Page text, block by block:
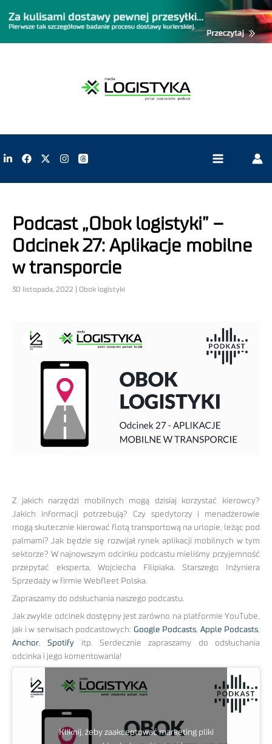
Podcast „Obok logistyki” –
Odcinek 27: Aplikacje mobilne
w transporcie
30 listopada, 2022 | Obok logistyki
Z jakich narzędzi mobilnych mogą dzisiaj korzystać kierowcy?
Jakich informacji potrzebują? Czy spedytorzy i menadżerowie
mogą skutecznie kierować flotą transportową na urlopie, leżąc pod
palmami? Jak będzie się rozwijał rynek aplikacji mobilnych w tym
sektorze? W najnowszym odcinku podcastu mieliśmy przyjemność
przepytać eksperta, Wojciecha Filipiaka, Starszego Inżyniera
Sprzedaży w firmie Webfleet Polska.
Zapraszamy do odsłuchania naszego podcastu.
Jak zwykle odcinek dostępny jest zarówno na platformie YouTube,
jak i w serwisach podcastowych: Google Podcasts, Apple Podcasts,
Anchor,Spotify itp. Serdecznie zapraszamy do odsłuchania
odcinka i jego komentowania!
Kliknij, żeby zaakceptować marketing pliki